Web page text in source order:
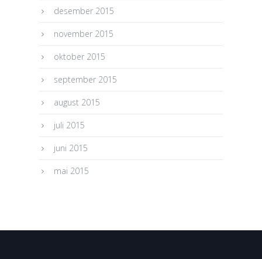
desember 2015
november 2015
oktober 2015
september 2015
august 2015
juli 2015
juni 2015
mai 2015